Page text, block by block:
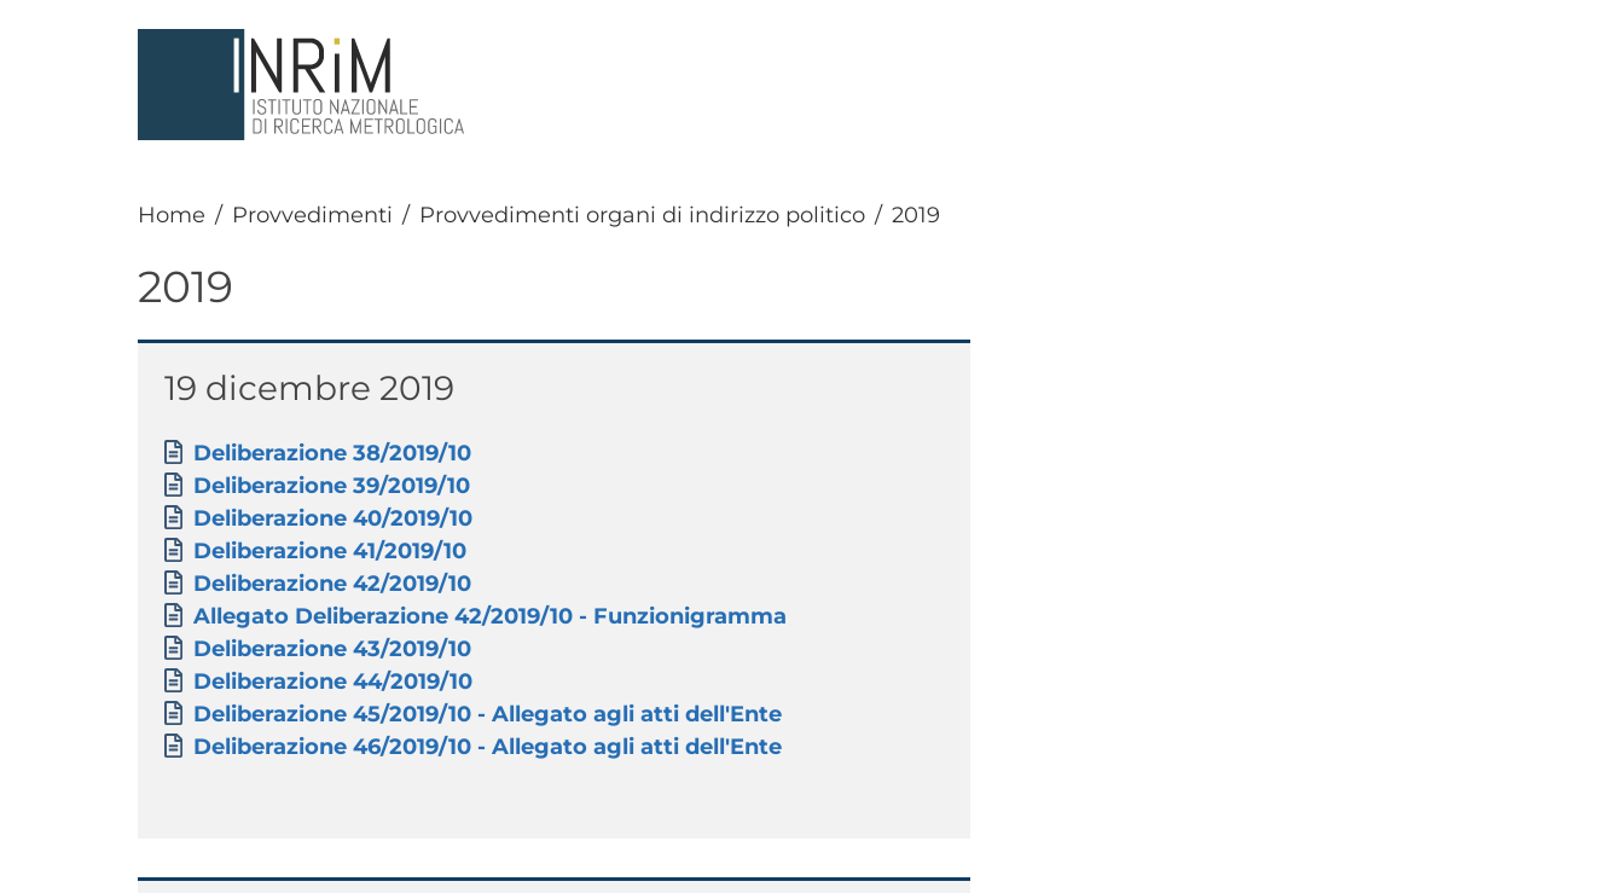
Home Provvedimenti Provvedimenti organi di indirizzo politico 2019
2019
Titolo
19 dicembre 2019
Paragrafo
Allegati
Documento
Deliberazione 38/2019/10
Documento
Deliberazione 39/2019/10
Documento
Deliberazione 40/2019/10
Documento
Deliberazione 41/2019/10
Documento
Deliberazione 42/2019/10
Documento
Allegato Deliberazione 42/2019/10 - Funzionigramma
Documento
Deliberazione 43/2019/10
Documento
Deliberazione 44/2019/10
Documento
Deliberazione 45/2019/10 - Allegato agli atti dell'Ente
Documento
Deliberazione 46/2019/10 - Allegato agli atti dell'Ente